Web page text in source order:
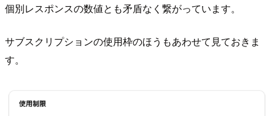
個別レスポンスの数値とも矛盾なく繋がっています。
サブスクリプションの使用枠のほうもあわせて見ておきま
す。